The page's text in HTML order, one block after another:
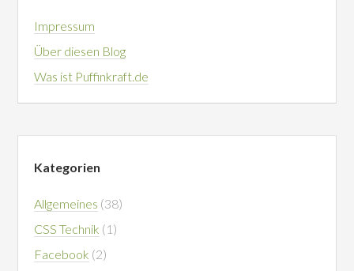
Impressum
Über diesen Blog
Was ist Puffinkraft.de
Kategorien
Allgemeines (38)
CSS Technik (1)
Facebook (2)